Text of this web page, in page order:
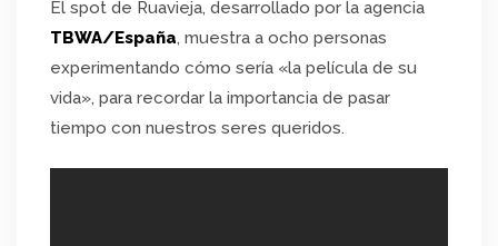
El spot de Ruavieja, desarrollado por la agencia
TBWA/España, muestra a ocho personas
experimentando cómo sería «la película de su
vida», para recordar la importancia de pasar
tiempo con nuestros seres queridos.